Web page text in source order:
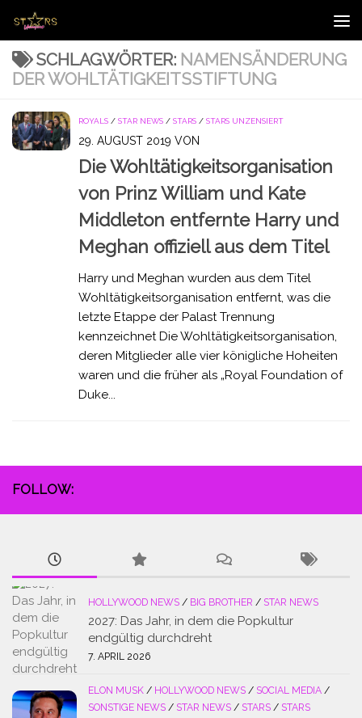
Zum Inhalt springen
SCHLAGWÖRTER: NAMENSÄNDERUNG
DER WOHLTÄTIGKEITSSTIFTUNG
ROYALS / STAR NEWS / STARS / STARS UNZENSIERT
29. AUGUST 2019 VON
Die Wohltätigkeitsorganisation
von Prinz William und Kate
Middleton entfernte Harry und
Meghan offiziell aus dem Titel
Harry und Meghan wurden aus dem Titel
Wohltätigkeitsorganisation entfernt, was die
letzte Etappe der Palast Trennung
kennzeichnet Die Wohltätigkeitsorganisation,
deren Mitglieder alle vier königliche Hoheiten
waren und die früher als „Royal Foundation of
Duke...
FOLLOW:
HOLLYWOOD NEWS / BIG BROTHER / STAR NEWS
2027: Das Jahr, in dem die Popkultur
endgültig durchdreht
7. APRIL 2026
ELON MUSK / HOLLYWOOD NEWS / SOCIAL MEDIA /
SONSTIGE NEWS / STAR NEWS / STARS / STARS